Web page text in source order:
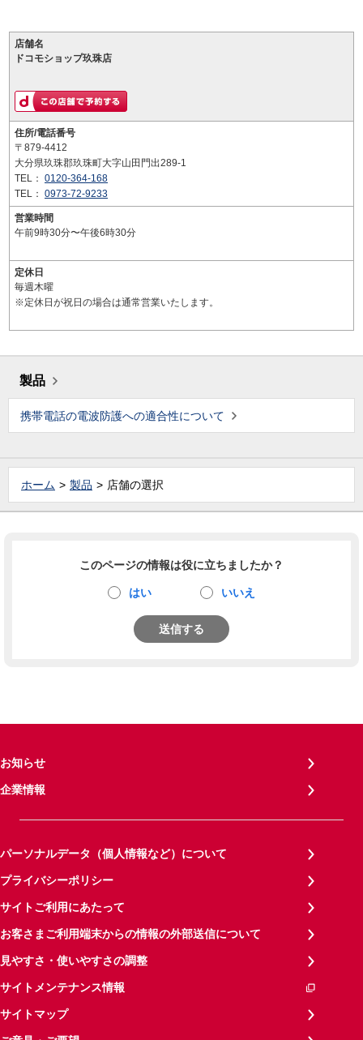
店舗名
ドコモショップ玖珠店
住所/電話番号
〒879-4412
大分県玖珠郡玖珠町大字山田門出289-1
TEL： 0120-364-168
TEL： 0973-72-9233
営業時間
午前9時30分〜午後6時30分
定休日
毎週木曜
※定休日が祝日の場合は通常営業いたします。
製品
携帯電話の電波防護への適合性について
ホーム 製品 店舗の選択
このページの情報は役に立ちましたか？
はい いいえ
送信する
お知らせ
企業情報
パーソナルデータ（個人情報など）について
プライバシーポリシー
サイトご利用にあたって
お客さまご利用端末からの情報の外部送信について
見やすさ・使いやすさの調整
サイトメンテナンス情報
サイトマップ